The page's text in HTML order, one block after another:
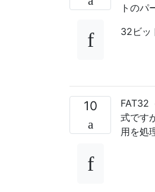
トのパ
32ビッ
10 FAT32
式です
用を処